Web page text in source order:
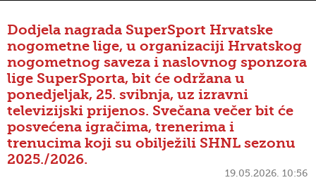
Dodjela nagrada SuperSport Hrvatske
nogometne lige, u organizaciji Hrvatskog
nogometnog saveza i naslovnog sponzora
lige SuperSporta, bit će održana u
ponedjeljak, 25. svibnja, uz izravni
televizijski prijenos. Svečana večer bit će
posvećena igračima, trenerima i
trenucima koji su obilježili SHNL sezonu
2025./2026.
19.05.2026. 10:56